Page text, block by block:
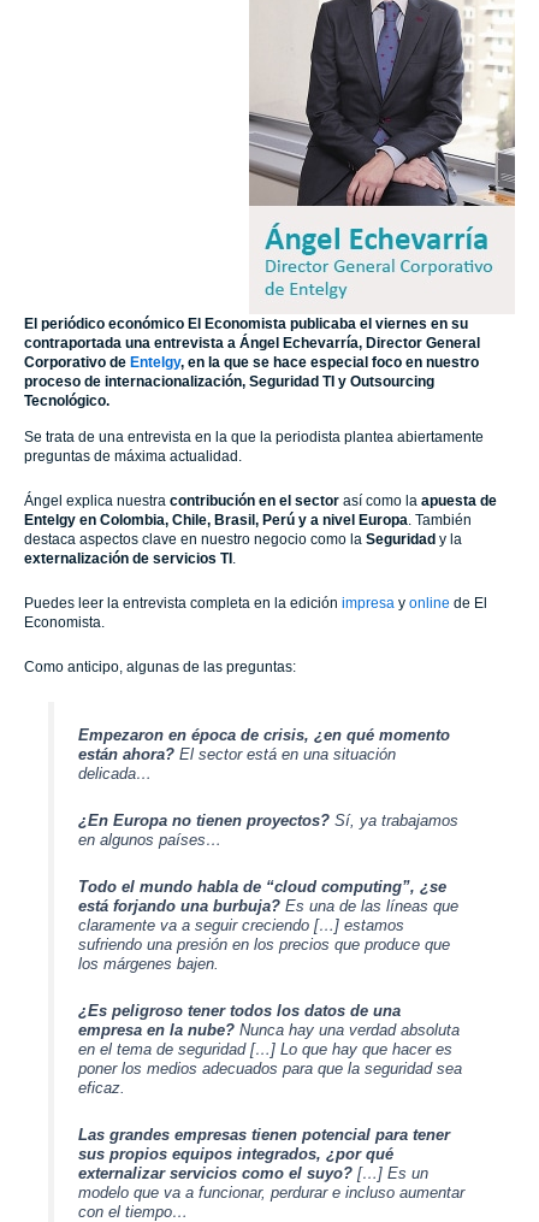
El periódico económico El Economista publicaba el viernes en su
contraportada una entrevista a Ángel Echevarría, Director General
Corporativo de Entelgy, en la que se hace especial foco en nuestro
proceso de internacionalización, Seguridad TI y Outsourcing
Tecnológico.
Se trata de una entrevista en la que la periodista plantea abiertamente
preguntas de máxima actualidad.
Ángel explica nuestra contribución en el sector así como la apuesta de
Entelgy en Colombia, Chile, Brasil, Perú y a nivel Europa . También
destaca aspectos clave en nuestro negocio como la Seguridad y la
externalización de servicios TI
Puedes leer la entrevista completa en la edición impresa y online de El
Economista.
Como anticipo, algunas de las preguntas:
Empezaron en época de crisis, ¿en qué momento
están ahora? El sector está en una situación
delicada…
¿En Europa no tienen proyectos? Sí, ya trabajamos
en algunos países…
Todo el mundo habla de “cloud computing”, ¿se
está forjando una burbuja? Es una de las líneas que
claramente va a seguir creciendo […] estamos
sufriendo una presión en los precios que produce que
los márgenes bajen.
¿Es peligroso tener todos los datos de una
empresa en la nube? Nunca hay una verdad absoluta
en el tema de seguridad […] Lo que hay que hacer es
poner los medios adecuados para que la seguridad sea
eficaz.
Las grandes empresas tienen potencial para tener
sus propios equipos integrados, ¿por qué
externalizar servicios como el suyo?[…] Es un
modelo que va a funcionar, perdurar e incluso aumentar
con el tiempo…